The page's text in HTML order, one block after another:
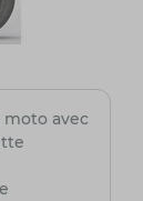
moto avec